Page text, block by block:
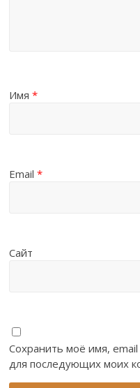
Имя*
Email*
Сайт
Сохранить моё имя,
для последующих моих